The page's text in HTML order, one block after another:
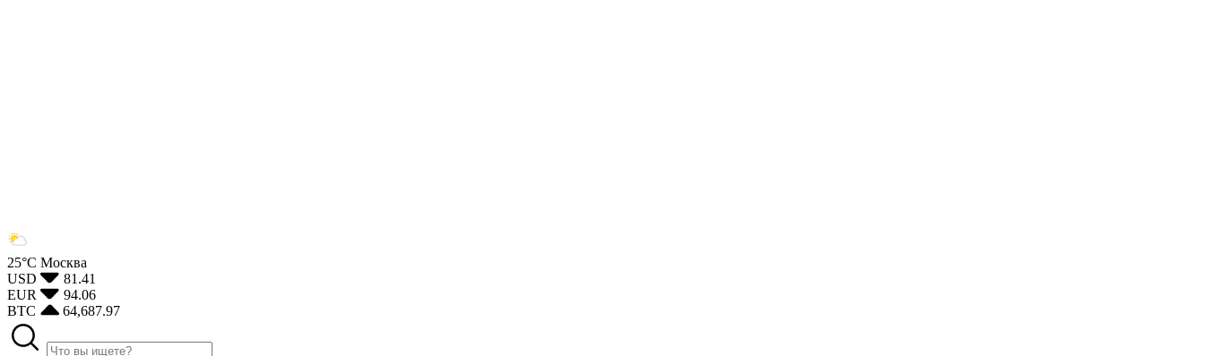
25°С Москва
USD
81.41
EUR
94.06
BTC
64,687.97